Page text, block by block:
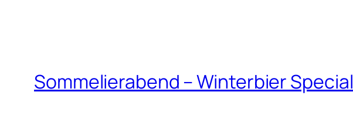
Sommelierabend – Winterbier Special